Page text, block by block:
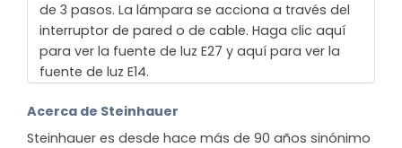
de 3 pasos. La lámpara se acciona a través del
interruptor de pared o de cable. Haga clic aquí
para ver la fuente de luz E27 y aquí para ver la
fuente de luz E14.
Acerca de Steinhauer
Steinhauer es desde hace más de 90 años sinónimo